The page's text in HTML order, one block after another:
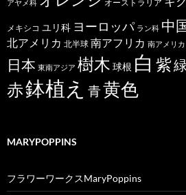
アヤメ科 オーストラリア
メキシコ ユリ科 ヨーロッパ ラン科 中
北アメリカ 北半球 南アフリカ 南アメリカ
日本 東南アジア 樹木 球根 白 紫緑
赤鉢植え 青黄色
MARYPOPPINS
フラワーワークスMaryPoppins